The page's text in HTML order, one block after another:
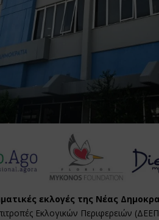
εκλογές της Νέας
Εκλογικών Περιφερειών